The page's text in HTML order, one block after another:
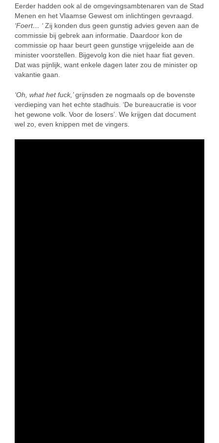
Eerder hadden ook al de omgevingsambtenaren van de Stad
Menen en het Vlaamse Gewest om inlichtingen gevraagd.
‘Foert… ‘ Zij konden dus geen gunstig advies geven aan de
commissie bij gebrek aan informatie. Daardoor kon de
commissie op haar beurt geen gunstige vrijgeleide aan de
minister voorstellen. Bijgevolg kon die niet haar fiat geven.
Dat was pijnlijk, want enkele dagen later zou de minister op
vakantie gaan.
‘Oh, what het fuck,’grijnsden ze nogmaals op de bovenste
verdieping van het echte stadhuis. ‘De bureaucratie is voor
het gewone volk. Voor de losers’. We krijgen dat document
wel zo, even knippen met de vingers.